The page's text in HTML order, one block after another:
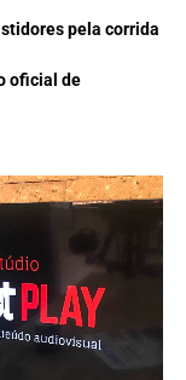
pela corrida
oficial de